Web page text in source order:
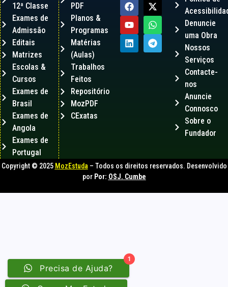
Denuncie
uma Obra
Nossos
Serviços
Contacte-
nos
Anuncie
Connosco
Sobre o
Fundador
12ª Classe
Exames de
Admissão
Editais
Matrizes
Escolas &
Cursos
Exames de
Brasil
Exames de
Angola
Exames de
Portugal
PDF
Planos &
Programas
Matérias
(Aulas)
Trabalhos
Feitos
Repositório
MozPDF
CExatas
Copyright © 2025 MozEstuda – Todos os direitos reservados. Desenvolvido
por Por: OSJ. Cumbe
1
Precisa de Ajuda?